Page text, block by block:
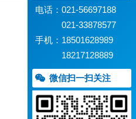
电话：021-56697188
021-33878577
手机：18501628989
18217128889
微信扫一扫关注